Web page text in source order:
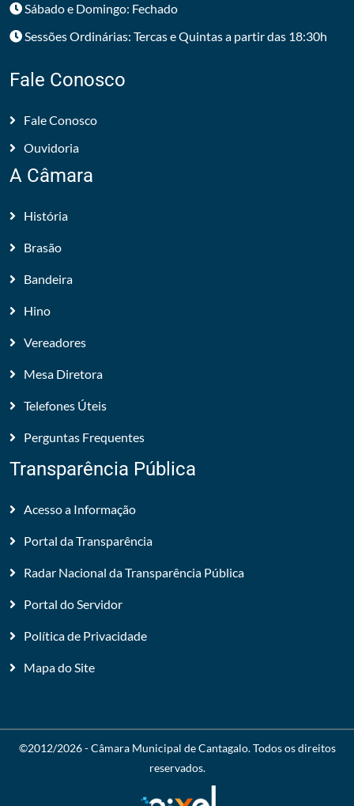
Sábado e Domingo: Fechado
Sessões Ordinárias: Tercas e Quintas a partir das 18:30h
Fale Conosco
Fale Conosco
Ouvidoria
A Câmara
História
Brasão
Bandeira
Hino
Vereadores
Mesa Diretora
Telefones Úteis
Perguntas Frequentes
Transparência Pública
Acesso a Informação
Portal da Transparência
Radar Nacional da Transparência Pública
Portal do Servidor
Política de Privacidade
Mapa do Site
©2012/2026 -Câmara Municipal de Cantagalo. Todos os direitos
reservados.